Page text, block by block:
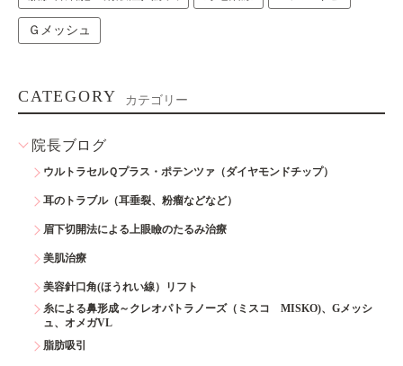
Ｇメッシュ
CATEGORY カテゴリー
院長ブログ
ウルトラセルＱプラス・ポテンツァ（ダイヤモンドチップ）
耳のトラブル（耳垂裂、粉瘤などなど）
眉下切開法による上眼瞼のたるみ治療
美肌治療
美容針口角(ほうれい線）リフト
糸による鼻形成～クレオパトラノーズ（ミスコ MISKO)、Gメッシ
ュ、オメガVL
脂肪吸引